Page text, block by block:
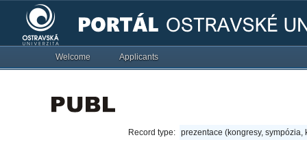
Welcome Applicants
Record type: prezentace (kongresy, sympózia,